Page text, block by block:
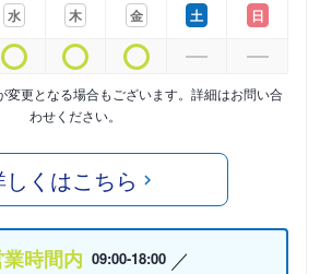
水
木
金
土
日
変更となる場合もございます。詳細はお問い合
わせください。
しくはこちら
時間内 09:00-18:00